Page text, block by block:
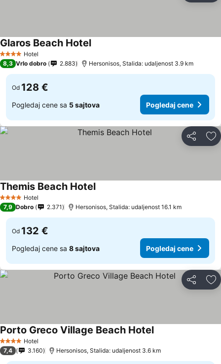
4 ZvezdiceHotel
Glaros Beach Hotel
8,3 Vrlo dobro 2.883 Hersonisos, Stalida: udaljenost 3.9 km
Od 128 €
Pogledaj cene sa 5 sajtova Pogledaj cene
Deli
4 ZvezdiceHotel
Themis Beach Hotel
7,9 Dobro 2.371 Hersonisos, Stalida: udaljenost 16.1 km
Od 132 €
Pogledaj cene sa 8 sajtova Pogledaj cene
Deli
4 ZvezdiceHotel
Porto Greco Village Beach Hotel
7,4 3.160 Hersonisos, Stalida: udaljenost 3.6 km